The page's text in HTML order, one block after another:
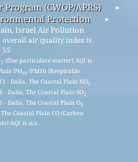
(CWOP/APRS)
Protection
Israel Air Pollution
overall air quality index is
55
2.5(fine particulate matter) AQI is
PM10(PM10 (Respirable
- Dalia, The Coastal Plain NO
- Dalia, The Coastal Plain SO
- Dalia, The Coastal Plain O
Coastal Plain CO (Carbon
AQI is n/a -